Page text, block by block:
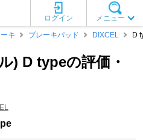
メニュー
ログイン
キ ブレーキパッド DIXCEL D
) D typeの評価・